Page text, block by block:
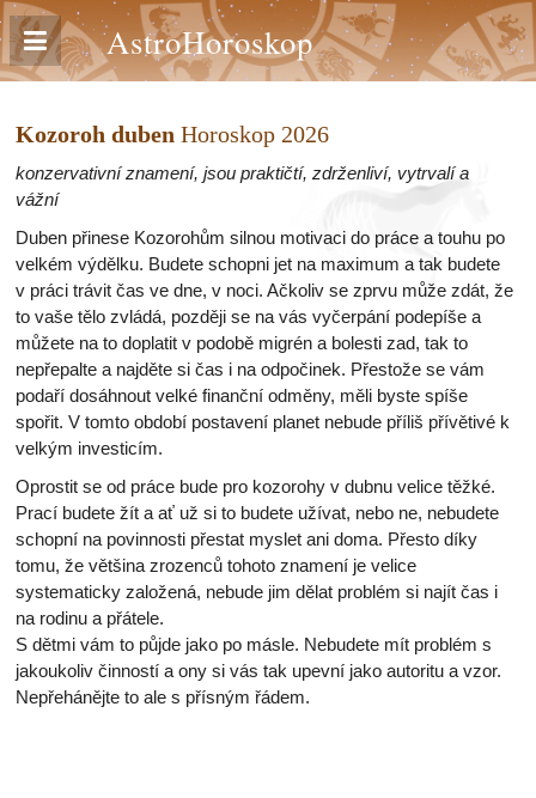
AstroHoroskop
Kozoroh duben Horoskop 2026
konzervativní znamení, jsou praktičtí, zdrženliví, vytrvalí a
vážní
Duben přinese Kozorohům silnou motivaci do práce a touhu po
velkém výdělku. Budete schopni jet na maximum a tak budete
v práci trávit čas ve dne, v noci. Ačkoliv se zprvu může zdát, že
to vaše tělo zvládá, později se na vás vyčerpání podepíše a
můžete na to doplatit v podobě migrén a bolesti zad, tak to
nepřepalte a najděte si čas i na odpočinek. Přestože se vám
podaří dosáhnout velké finanční odměny, měli byste spíše
spořit. V tomto období postavení planet nebude příliš přívětivé k
velkým investicím.
Oprostit se od práce bude pro kozorohy v dubnu velice těžké.
Prací budete žít a ať už si to budete užívat, nebo ne, nebudete
schopní na povinnosti přestat myslet ani doma. Přesto díky
tomu, že většina zrozenců tohoto znamení je velice
systematicky založená, nebude jim dělat problém si najít čas i
na rodinu a přátele.
S dětmi vám to půjde jako po másle. Nebudete mít problém s
jakoukoliv činností a ony si vás tak upevní jako autoritu a vzor.
Nepřehánějte to ale s přísným řádem.